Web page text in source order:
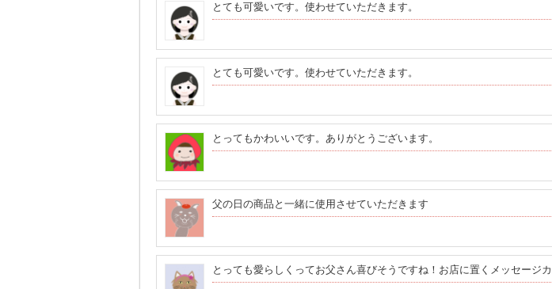
とても可愛いです。使わせていただきます。
とても可愛いです。使わせていただきます。
とってもかわいいです。ありがとうございます。
父の日の商品と一緒に使用させていただきます
とっても愛らしくってお父さん喜びそうですね！お店に置くメッセージ